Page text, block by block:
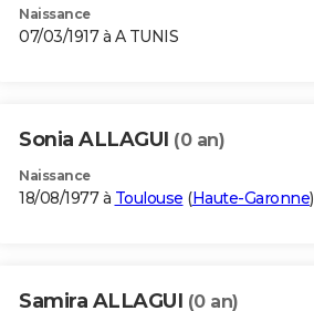
Naissance
07/03/1917 à A TUNIS
Sonia ALLAGUI (0 an)
Naissance
18/08/1977 à Toulouse (Haute-Garonne)
Samira ALLAGUI (0 an)